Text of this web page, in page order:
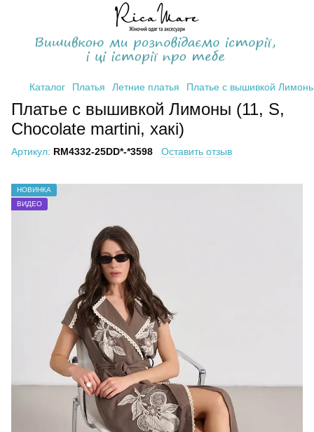
Каталог Платья Летние платья Платье с вышивкой
Платье с вышивкой Лимоны (11, S,
Chocolate martini, хакі)
Артикул: RM4332-25DD*-*3598 Оставить отзыв
НОВИНКА
ВИДЕО